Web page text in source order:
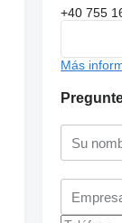
+40 755
Más